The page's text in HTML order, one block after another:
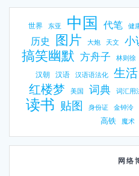
世界 东亚 中国 代笔 健
历史 图片 大炮 天文 小
搞笑幽默 方舟子 林则徐
汉朝 汉语 汉语语法化 生活
红楼梦 美国 词典 词汇用
读书 贴图 身份证 金钟泠
高铁 魔术
网络